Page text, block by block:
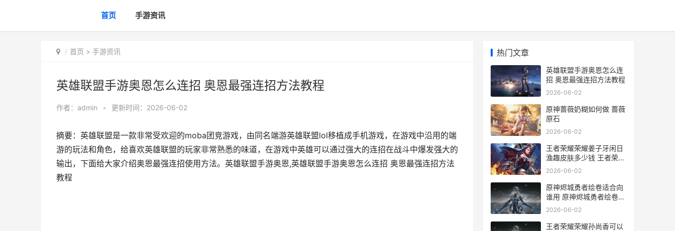
首页 手游资讯
首页 > 手游资讯
英雄联盟手游奥恩怎么连招 奥恩最强连招方法教程
作者： admin • 更新时间：2026-06-02
摘要：英雄联盟是一款非常受欢迎的moba团竞游戏，由同名端游英雄联盟lol移植成手机游戏，在游戏中沿用的端
游的玩法和角色，给喜欢英雄联盟的玩家非常熟悉的味道，在游戏中英雄可以通过强大的连招在战斗中爆发强大的
输出，下面给大家介绍奥恩最强连招使用方法。英雄联盟手游奥恩,英雄联盟手游奥恩怎么连招 奥恩最强连招方法
教程
热门文章
英雄联盟手游奥恩怎么连
招 奥恩最强连招方法教程
2026-06-02
原神蔷薇奶糊如何做 蔷薇
原石
2026-06-02
王者荣耀荣耀姜子牙闲日
渔趣皮肤多少钱 王者荣耀
姜涛
2026-06-02
原神烬城勇者绘卷适合向
谁用 原神烬城勇者绘卷哪
个副本
2026-06-02
王者荣耀荣耀孙尚香可以